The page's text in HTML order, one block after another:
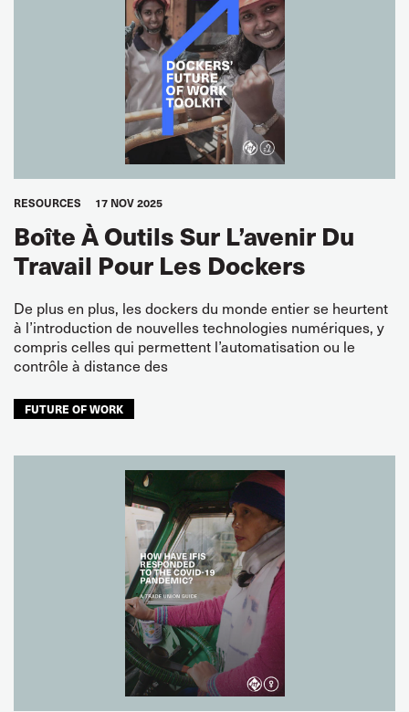
RESOURCES 17 NOV 2025
Boîte À Outils Sur L’avenir Du
Travail Pour Les Dockers
De plus en plus, les dockers du monde entier se heurtent
à l’introduction de nouvelles technologies numériques, y
compris celles qui permettent l’automatisation ou le
contrôle à distance des
FUTURE OF WORK